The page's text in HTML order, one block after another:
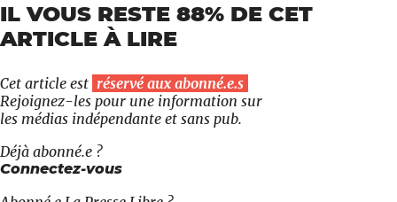
IL VOUS RESTE 88% DE CET
ARTICLE À LIRE
Cet article est réservé aux abonné.e.s
Rejoignez-les pour une information sur
les médias indépendante et sans pub.
Déjà abonné.e ?
Connectez-vous